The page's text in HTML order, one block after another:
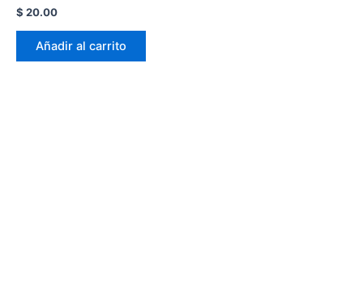
$ 20.00
Añadir al carrito